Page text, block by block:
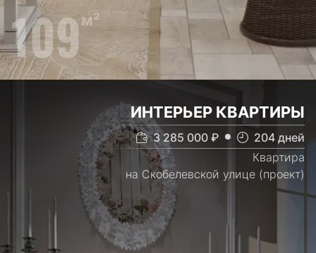
109м²
ИНТЕРЬЕР КВАРТИРЫ
3 285 000 ₽ 204 дней
Квартира
на Скобелевской улице (проект)